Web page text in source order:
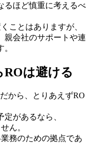
るほど慎重に考えるべ
ことはありますが、
親会社のサポートや連
は避ける
から、とりあえずRO
があるなら、
ん。
業務のための拠点であ